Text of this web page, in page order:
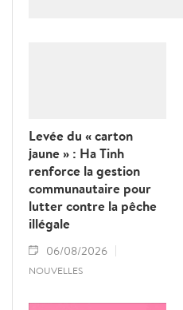
Levée du « carton
jaune » : Ha Tinh
renforce la gestion
communautaire pour
lutter contre la pêche
illégale
06/08/2026
NOUVELLES